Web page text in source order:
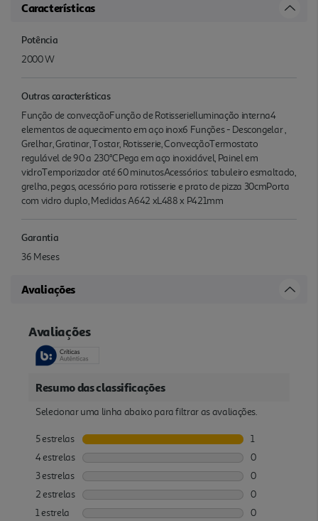
Características
Potência
2000 W
Outras características
Função de convecçãoFunção de RotisserieIluminação interna4
elementos de aquecimento em aço inox6 Funções - Descongelar ,
Grelhar, Gratinar, Tostar, Rotisserie, ConvecçãoTermostato
regulável de 90 a 230°CPega em aço inoxidável, Painel em
vidroTemporizador até 60 minutosAcessórios: tabuleiro esmaltado,
grelha, pegas, acessório para rotisserie e prato de pizza 30cmPorta
com vidro duplo, Medidas A642 xL488 x P421mm
Garantia
36 Meses
Avaliações